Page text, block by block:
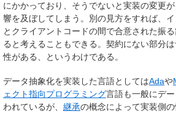
にかかっており、そうでないと実装の変更
響を及ぼしてしまう。別の見方をすれば、
とクライアントコードの間で合意された振
ると考えることもできる。契約にない部分
性がある、というわけである。
データ抽象化を実装した言語としてはAdaや
ェクト指向プログラミング言語も一般にデ
われているが、 継承の概念によって実装側